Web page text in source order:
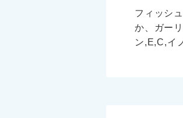
フィッシ
か、ガー
ン,E,C,イ